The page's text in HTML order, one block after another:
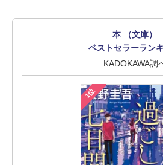
本 （文庫）
ベストセラーラン
KADOKAWA調
1位